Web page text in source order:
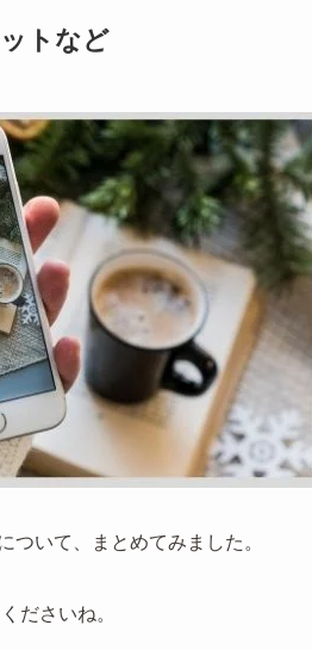
トなど
いて、まとめてみました。
ださいね。